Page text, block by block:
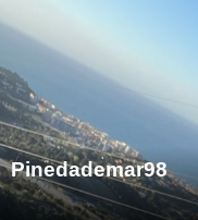
Pinedademar98